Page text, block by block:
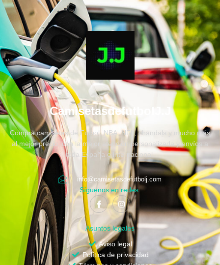
CamisetasdefutbolJ.J
Compra camisetas de Fútbol, NBA, NFL, chandals y mucho más
al mejor precio, con la mejor atención personalizada y envíos a
toda España e internacional.
info@camisetasdefutbolj.com
Síguenos en redes:
Asuntos legales
Aviso legal
Política de privacidad